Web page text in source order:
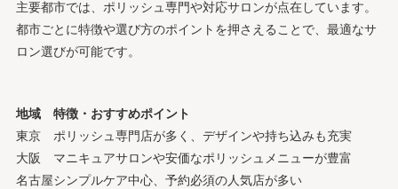
主要都市では、ポリッシュ専門や対応サロンが点在しています。
都市ごとに特徴や選び方のポイントを押さえることで、最適なサ
ロン選びが可能です。
地域
特徴・おすすめポイント
東京
ポリッシュ専門店が多く、デザインや持ち込みも充実
大阪
マニキュアサロンや安価なポリッシュメニューが豊富
名古屋シンプルケア中心、予約必須の人気店が多い